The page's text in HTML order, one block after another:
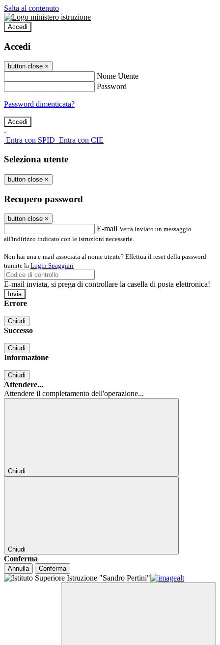
Salta al contenuto
Accedi
Accedi
button close ×
Nome Utente
Password
Password dimenticata?
-
Entra con SPID Entra con CIE
Seleziona utente
button close ×
Recupero password
button close ×
E-mail Verrà inviato un messaggio
all'indirizzo indicato con le istruzioni necessarie.
Non hai una e-mail associata al nome utente? Effettua il reset della password
tramite la Login Spaggiari
E-mail inviata, si prega di controllare la casella di posta elettronica!
Errore
Chiudi
Successo
Chiudi
Informazione
Chiudi
Attendere...
Attendere il completamento dell'operazione...
Chiudi
Chiudi
Conferma
Annulla Conferma